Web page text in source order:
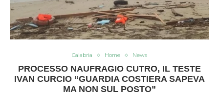
Calabria Home News
PROCESSO NAUFRAGIO CUTRO, IL TESTE
IVAN CURCIO “GUARDIA COSTIERA SAPEVA
MA NON SUL POSTO”